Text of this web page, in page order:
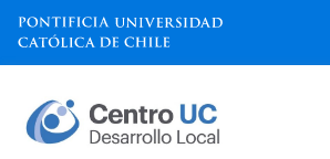
Skip
content